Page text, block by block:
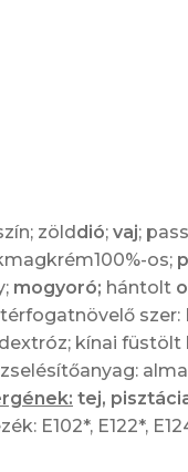
zöld dió;vaj;
os;
mogyoró; hántolt
térfogatnövelő
kínai
tej,
E122*,